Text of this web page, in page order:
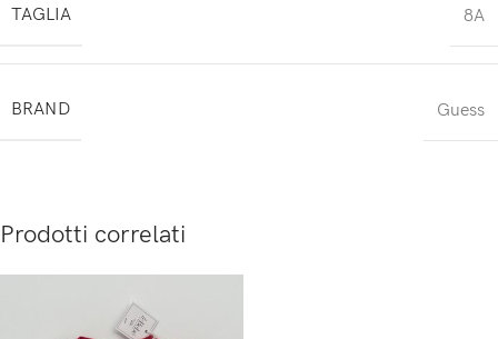
TAGLIA
8A
BRAND Guess
Prodotti correlati